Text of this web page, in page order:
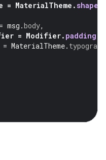
= MaterialTheme .shapes
= msg .body,
= Modifier. padding
= MaterialTheme.